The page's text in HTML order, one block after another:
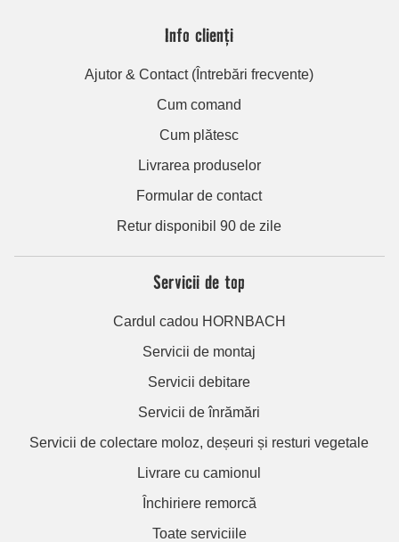
Info clienți
Ajutor & Contact (Întrebări frecvente)
Cum comand
Cum plătesc
Livrarea produselor
Formular de contact
Retur disponibil 90 de zile
Servicii de top
Cardul cadou HORNBACH
Servicii de montaj
Servicii debitare
Servicii de înrămări
Servicii de colectare moloz, deșeuri și resturi vegetale
Livrare cu camionul
Închiriere remorcă
Toate serviciile